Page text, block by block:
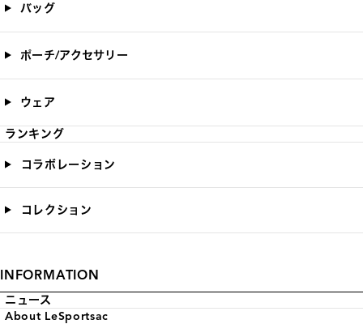
バッグ
ポーチ/アクセサリー
ウェア
ランキング
コラボレーション
コレクション
INFORMATION
ニュース
About LeSportsac